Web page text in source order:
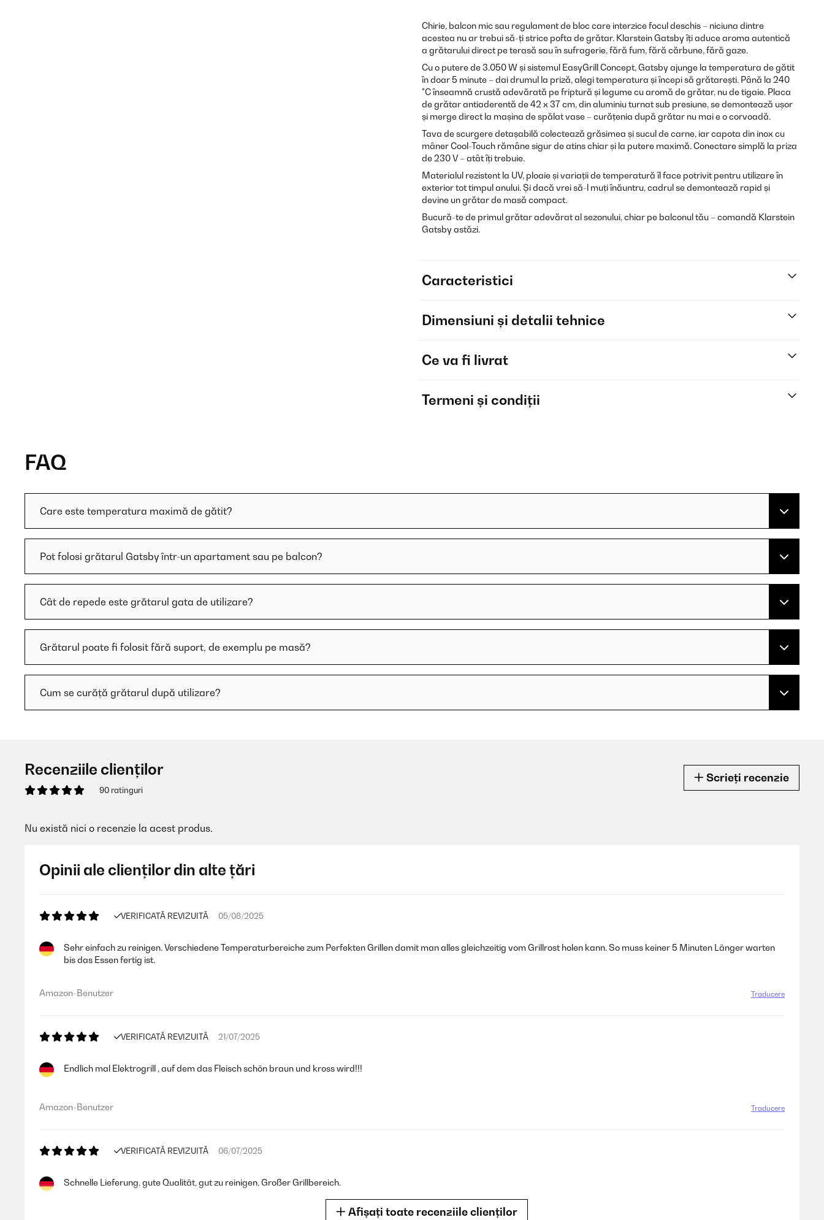
Chirie, balcon mic sau regulament de bloc care interzice focul deschis – niciuna dintre
acestea nu ar trebui să-ți strice pofta de grătar. Klarstein Gatsby îți aduce aroma autentică
a grătarului direct pe terasă sau în sufragerie, fără fum, fără cărbune, fără gaze.
Cu o putere de 3.050 W și sistemul EasyGrill Concept, Gatsby ajunge la temperatura de gătit
în doar 5 minute – dai drumul la priză, alegi temperatura și începi să grătarești. Până la 240
°C înseamnă crustă adevărată pe friptură și legume cu aromă de grătar, nu de tigaie. Placa
de grătar antiaderentă de 42 x 37 cm, din aluminiu turnat sub presiune, se demontează ușor
și merge direct la mașina de spălat vase – curățenia după grătar nu mai e o corvoadă.
Tava de scurgere detașabilă colectează grăsimea și sucul de carne, iar capota din inox cu
mâner Cool-Touch rămâne sigur de atins chiar și la putere maximă. Conectare simplă la priza
de 230 V – atât îți trebuie.
Materialul rezistent la UV, ploaie și variații de temperatură îl face potrivit pentru utilizare în
exterior tot timpul anului. Și dacă vrei să-l muți înăuntru, cadrul se demontează rapid și
devine un grătar de masă compact.
Bucură-te de primul grătar adevărat al sezonului, chiar pe balconul tău – comandă Klarstein
Gatsby astăzi.
Caracteristici
Dimensiuni și detalii tehnice
Ce va fi livrat
Termeni și condiții
FAQ
Care este temperatura maximă de gătit?
Pot folosi grătarul Gatsby într-un apartament sau pe balcon?
Cât de repede este grătarul gata de utilizare?
Grătarul poate fi folosit fără suport, de exemplu pe masă?
Cum se curăță grătarul după utilizare?
Recenziile clienților
90 ratinguri
Scrieți recenzie
Nu există nici o recenzie la acest produs.
Opinii ale clienților din alte țări
VERIFICATĂ REVIZUITĂ 05/08/2025
Sehr einfach zu reinigen. Verschiedene Temperaturbereiche zum Perfekten Grillen damit man alles gleichzeitig vom Grillrost holen kann. So muss keiner 5 Minuten Länger warten
bis das Essen fertig ist.
Amazon-Benutzer Traducere
VERIFICATĂ REVIZUITĂ 21/07/2025
Endlich mal Elektrogrill , auf dem das Fleisch schön braun und kross wird!!!
Amazon-Benutzer Traducere
VERIFICATĂ REVIZUITĂ 06/07/2025
Schnelle Lieferung, gute Qualität, gut zu reinigen, Großer Grillbereich.
Afișați toate recenziile clienților